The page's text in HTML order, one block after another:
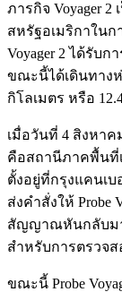
ภารกิจ Voyager
สหรัฐอเมริกาในก
Voyager 2 ได้รับก
ขณะนี้ได้เดินทาง
กิโลเมตร หรือ
เมื่อวันที่ 4 สิงหาค
คือสถานีภาคพื้นที่
ตั้งอยู่ที่กรุงแคนเบ
ส่งคำสั่งให้ Probe
สัญญาณหันกลับมา
สำหรับการตรวจส
ขณะนี้ Probe